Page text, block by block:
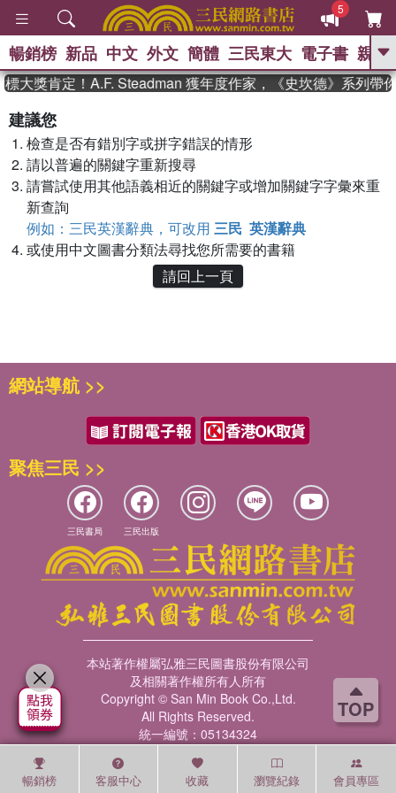
TOP
5
GO
繡 、 暑期推薦
李登輝時代
、 偉大的迷走神經 、 如果歷史是一
、
暢銷榜 新品 中文 外文 簡體 三民東大 電子書 親子
大獎肯定！A.F. Steadman 獲年度作家，《史坎德》系列帶
建議您
檢查是否有錯別字或拼字錯誤的情形
請以普遍的關鍵字重新搜尋
請嘗試使用其他語義相近的關鍵字或增加關鍵字字彙來重
新查詢
例如：三民英漢辭典，可改用 三民 英漢辭典
或使用中文圖書分類法尋找您所需要的書籍
請回上一頁
暢銷榜 客服中心 收藏 瀏覽紀錄 會員專區
網站導航 >>
聚焦三民 >>
三民書局 三民出版
本站著作權屬弘雅三民圖書股份有限公司
及相關著作權所有人所有
Copyright © San Min Book Co.,Ltd.
All Rights Reserved.
統一編號：05134324